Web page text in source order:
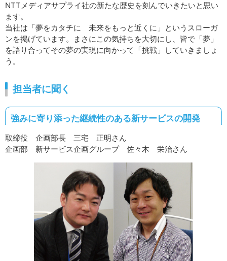
NTTメディアサプライ社の新たな歴史を刻んでいきたいと思い
ます。
当社は「夢をカタチに 未来をもっと近くに」というスローガ
ンを掲げています。まさにこの気持ちを大切にし、皆で「夢」
を語り合ってその夢の実現に向かって「挑戦」していきましょ
う。
担当者に聞く
強みに寄り添った継続性のある新サービスの開発
取締役 企画部長 三宅 正明さん
企画部 新サービス企画グループ 佐々木 栄治さん